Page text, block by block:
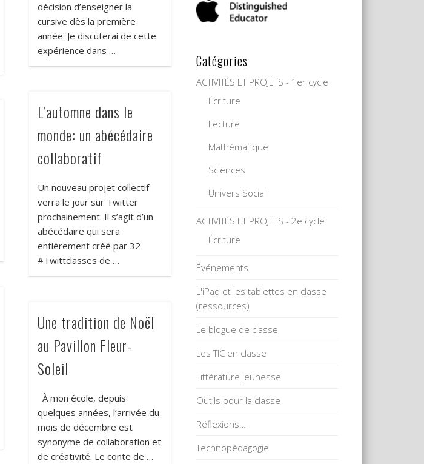
décision d’enseigner la
cursive dès la première
année. Je discuterai de cette
expérience dans …
L’automne dans le
monde: un abécédaire
collaboratif
Un nouveau projet collectif
verra le jour sur Twitter
prochainement. Il s’agit d’un
abécédaire qui sera
entièrement créé par 32
#Twittclasses de …
Une tradition de Noël
au Pavillon Fleur-
Soleil
À mon école, depuis
quelques années, l’arrivée du
mois de décembre est
synonyme de collaboration et
de créativité. Le conte de …
Catégories
ACTIVITÉS ET PROJETS - 1er cycle
Écriture
Lecture
Mathématique
Sciences
Univers Social
ACTIVITÉS ET PROJETS - 2e cycle
Écriture
Événements
L'iPad et les tablettes en classe
(ressources)
Le blogue de classe
Les TIC en classe
Littérature jeunesse
Outils pour la classe
Réflexions…
Technopédagogie